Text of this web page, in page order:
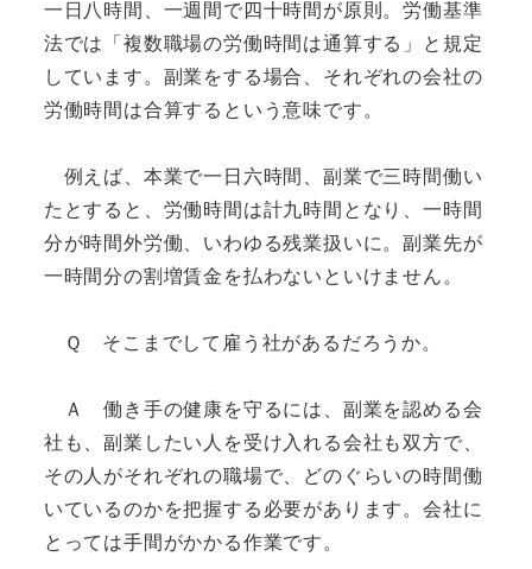
一日八時間、一週間で四十時間が原則。労働基準
法では「複数職場の労働時間は通算する」と規定
しています。副業をする場合、それぞれの会社の
労働時間は合算するという意味です。
例えば、本業で一日六時間、副業で三時間働い
たとすると、労働時間は計九時間となり、一時間
分が時間外労働、いわゆる残業扱いに。副業先が
一時間分の割増賃金を払わないといけません。
Ｑ そこまでして雇う社があるだろうか。
Ａ 働き手の健康を守るには、副業を認める会
社も、副業したい人を受け入れる会社も双方で、
その人がそれぞれの職場で、どのぐらいの時間働
いているのかを把握する必要があります。会社に
とっては手間がかかる作業です。